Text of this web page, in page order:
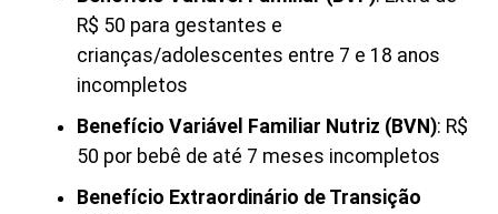
R$ 50 para gestantes e
crianças/adolescentes entre 7 e 18 anos
incompletos
Benefício Variável Familiar Nutriz (BVN): R$
50 por bebê de até 7 meses incompletos
Benefício Extraordinário de Transição